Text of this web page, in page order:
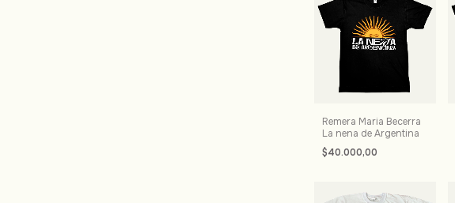
Remera Maria Becerra
La nena de Argentina
$40.000,00